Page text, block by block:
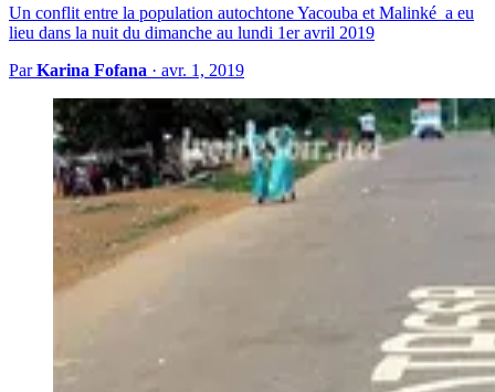
Un conflit entre la population autochtone Yacouba et Malinké a eu
lieu dans la nuit du dimanche au lundi 1er avril 2019
ParKarina Fofana · avr. 1, 2019